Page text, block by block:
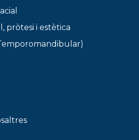
pròtesi i estètica